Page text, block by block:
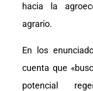
hacia la
agrario.
En los
cuenta que
potencial